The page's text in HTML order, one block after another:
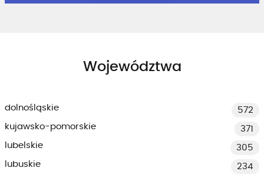
Województwa
dolnośląskie
572
kujawsko-pomorskie
371
lubelskie
305
lubuskie
234